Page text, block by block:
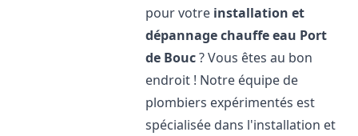
pour votre installation et
dépannage chauffe eau Port
de Bouc? Vous êtes au bon
endroit ! Notre équipe de
plombiers expérimentés est
spécialisée dans l'installation et